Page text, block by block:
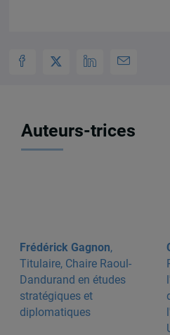
Auteurs-trices
Frédérick Gagnon,
Titulaire, Chaire Raoul-
Dandurand en études
stratégiques et
diplomatiques